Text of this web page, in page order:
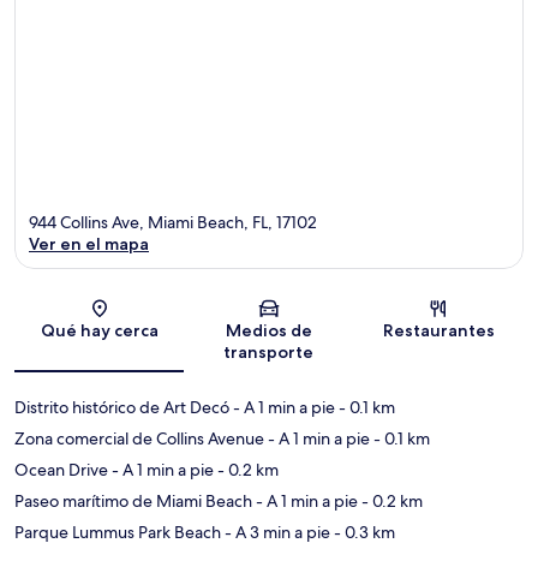
Sección del mapa
944 Collins Ave, Miami Beach, FL, 17102
Ver en el mapa
Qué hay cerca
Medios de
transporte
Restaurantes
Distrito histórico de Art Decó- A 1 min a pie- 0.1 km
Zona comercial de Collins Avenue- A 1 min a pie- 0.1 km
Ocean Drive- A 1 min a pie- 0.2 km
Paseo marítimo de Miami Beach- A 1 min a pie- 0.2 km
Parque Lummus Park Beach- A 3 min a pie- 0.3 km